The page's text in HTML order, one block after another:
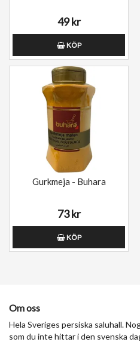
49 kr
KÖP
Gurkmeja - Buhara
73 kr
KÖP
Om oss
Hela Sveriges persiska saluhall.
som du inte hittar i den svenska